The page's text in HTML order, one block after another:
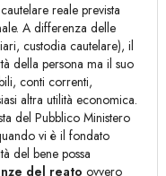
reale prevista
A differenza delle
custodia cautelare), il
della persona ma il suo
conti correnti,
altra utilità economica.
del Pubblico Ministero
vi è il fondato
del bene possa
del reato ovvero